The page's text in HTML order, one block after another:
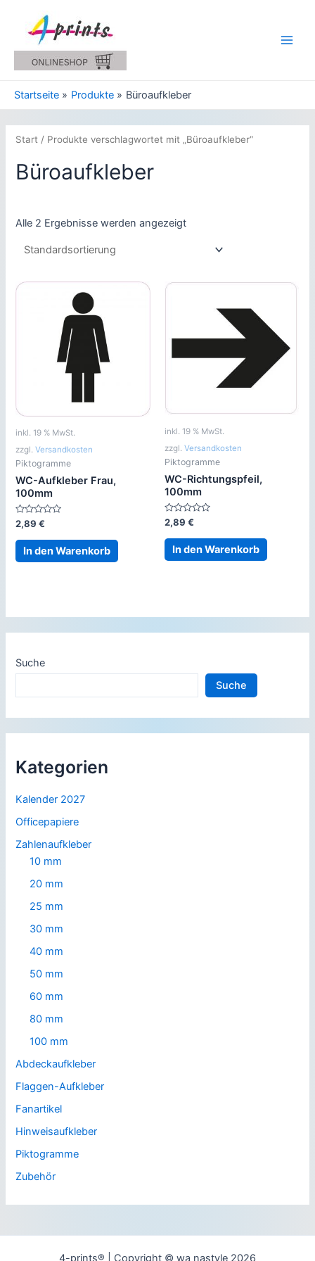
springen
Startseite Produkte Büroaufkleber
Start / Produkte verschlagwortet mit „Büroaufkleber“
Büroaufkleber
Alle 2 Ergebnisse werden angezeigt
inkl. 19 % MwSt.
zzgl.Versandkosten
Piktogramme
WC-Aufkleber Frau,
100mm
Bewertet
mit
0
von
2,89€
In den Warenkorb
inkl. 19 % MwSt.
zzgl. Versandkosten
Piktogramme
WC-Richtungspfeil,
100mm
Bewertet
mit
0
von
2,89 €
In den Warenkorb
Suche
Suche
Kategorien
Kalender 2027
Officepapiere
Zahlenaufkleber
10 mm
20 mm
25 mm
30 mm
40 mm
50 mm
60 mm
80 mm
100 mm
Abdeckaufkleber
Flaggen-Aufkleber
Fanartikel
Hinweisaufkleber
Piktogramme
Zubehör